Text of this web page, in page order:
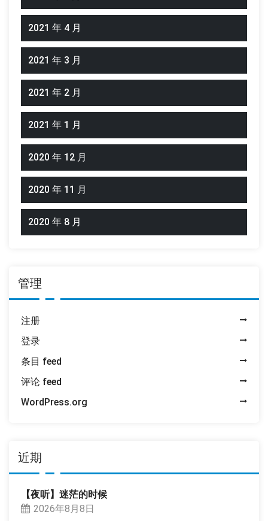
2021 年 4 月
2021 年 3 月
2021 年 2 月
2021 年 1 月
2020 年 12 月
2020 年 11 月
2020 年 8 月
管理
注册
登录
条目 feed
评论 feed
WordPress.org
近期
【夜听】迷茫的时候
2026年8月8日